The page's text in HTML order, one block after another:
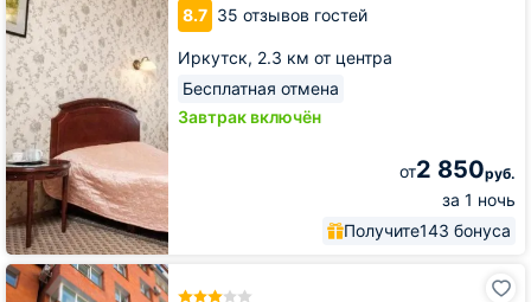
8.7 35 отзывов гостей
Иркутск, 2.3 км от центра
Бесплатная отмена
Завтрак включён
от2 850руб.
за 1 ночь
Получите143 бонуса
Гостиница
Атлас